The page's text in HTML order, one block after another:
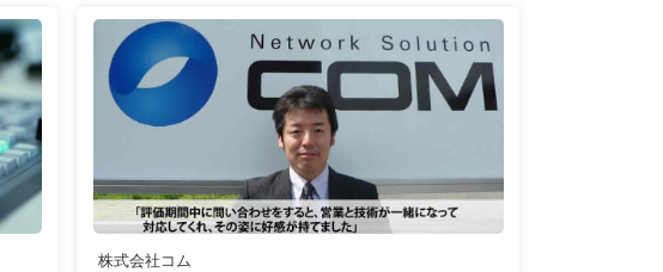
株式会社コム